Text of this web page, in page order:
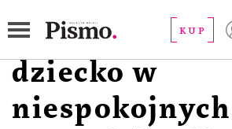
KUP
Jak wychować
dziecko w
niespokojnych